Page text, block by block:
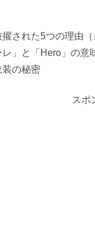
された5つの理由（
」と「Hero」の意
装の秘密
スポ